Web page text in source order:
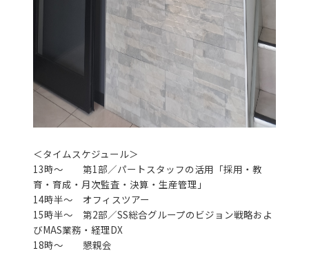
＜タイムスケジュール＞
13時～ 第1部／パートスタッフの活用「採用・教
育・育成・月次監査・決算・生産管理」
14時半～ オフィスツアー
15時半～ 第2部／SS総合グループのビジョン戦略およ
びMAS業務・経理DX
18時～ 懇親会